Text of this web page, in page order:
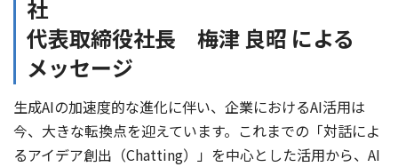
社
代表取締役社長 梅津 良昭 による
メッセージ
生成AIの加速度的な進化に伴い、企業におけるAI活用は
今、大きな転換点を迎えています。これまでの「対話によ
るアイデア創出（Chatting）」を中心とした活用から、AI